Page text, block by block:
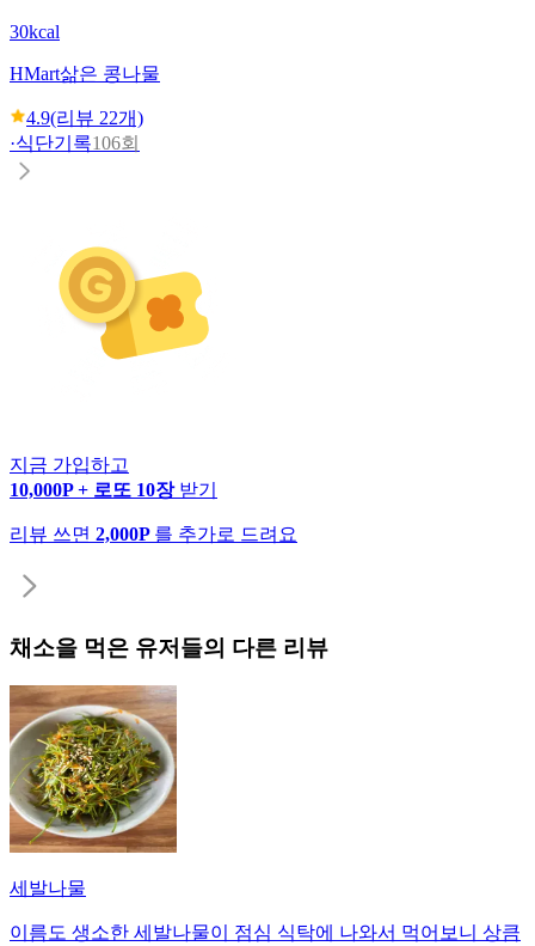
30kcal
HMart삶은 콩나물
4.9(리뷰 22개)
·식단기록106회
지금 가입하고
10,000P + 로또 10장 받기
리뷰 쓰면 2,000P 를 추가로 드려요
채소을 먹은 유저들의 다른 리뷰
세발나물
이름도 생소한 세발나물이 점심 식탁에 나와서 먹어보니 상큼